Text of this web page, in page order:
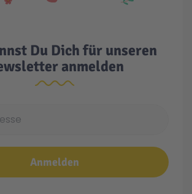
Du Dich für unseren
anmelden
Anmelden